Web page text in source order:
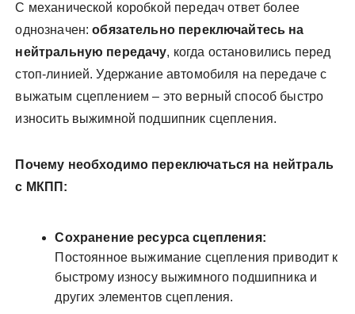
С механической коробкой передач ответ более
однозначен:обязательно переключайтесь на
нейтральную передачу, когда остановились перед
стоп-линией. Удержание автомобиля на передаче с
выжатым сцеплением – это верный способ быстро
износить выжимной подшипник сцепления.
Почему необходимо переключаться на нейтраль
с МКПП:
Сохранение ресурса сцепления:
Постоянное выжимание сцепления приводит к
быстрому износу выжимного подшипника и
других элементов сцепления.